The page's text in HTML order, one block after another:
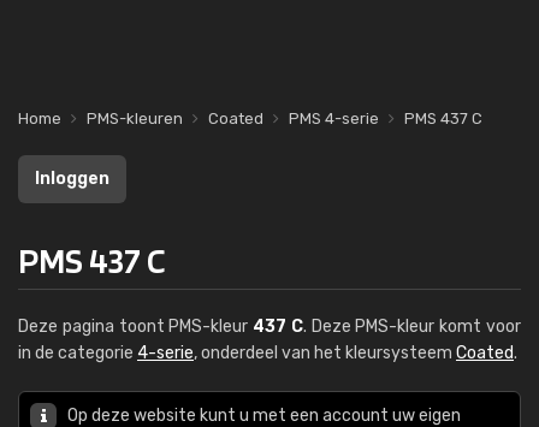
Home PMS-kleuren Coated PMS 4-serie PMS 437 C
Inloggen
PMS 437 C
Deze pagina toont PMS-kleur 437 C. Deze PMS-kleur komt voor
in de categorie 4-serie, onderdeel van het kleursysteem Coated.
Op deze website kunt u met een account uw eigen